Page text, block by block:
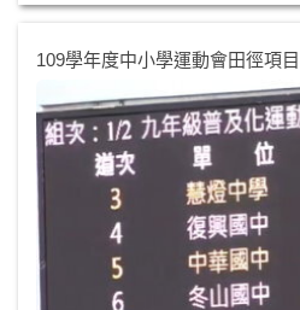
109學年度中小學運動會田徑項